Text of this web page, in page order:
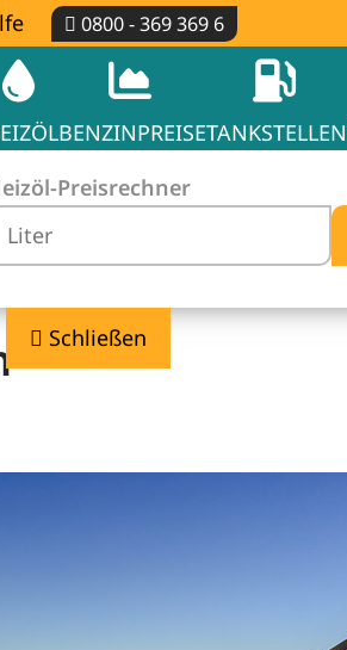
0800 - 369 369 6
BENZINPREISETANKSTELLEN
Preisrechner
Schließen